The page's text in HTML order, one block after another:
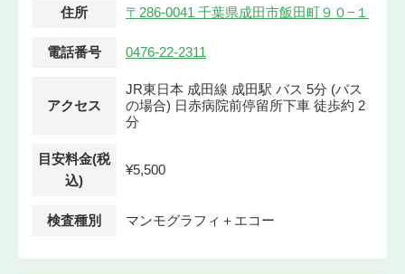
住所 〒286-0041 千葉県成田市飯田町９０−１
電話番号 0476-22-2311
アクセス
JR東日本 成田線 成田駅 バス 5分 (バス
の場合) 日赤病院前停留所下車 徒歩約 2
分
目安料金(税
込)
¥5,500
検査種別 マンモグラフィ＋エコー